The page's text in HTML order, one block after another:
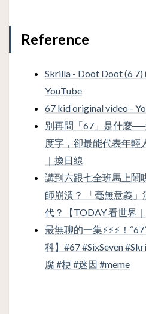
Reference
Skrilla - Doot Doot (6
YouTube
67 kid original video -
別再問「67」是什麼
度字，卻最能代表年輕
｜換日線
講到六跟七全班馬上鬧
師崩潰？ 「毫無意義
代？【TODAY 看世界
最無聊的一集⚡⚡⚡！
科】#67 #SixSeven
腐 #梗 #迷因 #meme